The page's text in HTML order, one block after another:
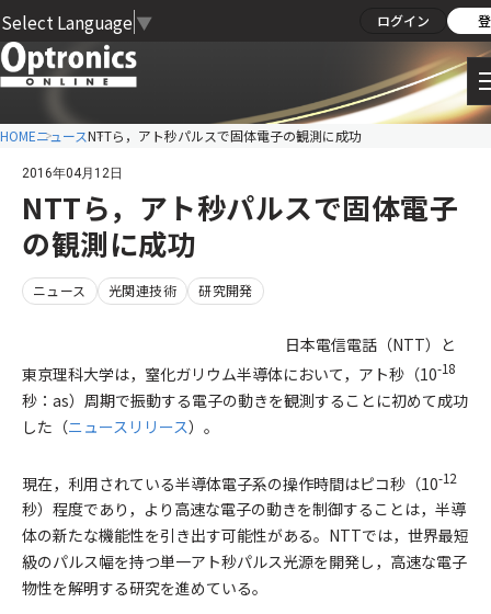
Select Language ▼ ログイン
HOMEニュースNTTら，アト秒パルスで固体電子の観測に成功
2016年04月12日
NTTら，アト秒パルスで固体電子
の観測に成功
ニュース 光関連技術 研究開発
日本電信電話（NTT）と
東京理科大学は，窒化ガリウム半導体において，アト秒（10-18
秒：as）周期で振動する電子の動きを観測することに初めて成功
した（ニュースリリース）。
現在，利用されている半導体電子系の操作時間はピコ秒（10-12
秒）程度であり，より高速な電子の動きを制御することは，半導
体の新たな機能性を引き出す可能性がある。NTTでは，世界最短
級のパルス幅を持つ単一アト秒パルス光源を開発し，高速な電子
物性を解明する研究を進めている。